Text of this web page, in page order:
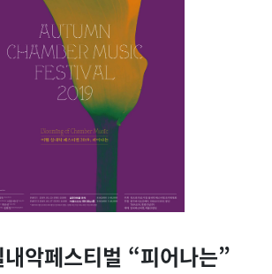
악페스티벌 “피어나는”